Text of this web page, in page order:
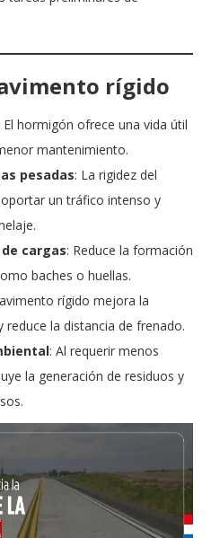
rígido
El hormigón ofrece una vida útil
mantenimiento.
pesadas: La rigidez del
un tráfico intenso y
cargas: Reduce la formación
baches o huellas.
rígido mejora la
reduce la distancia de frenado.
: Al requerir menos
la generación de residuos y